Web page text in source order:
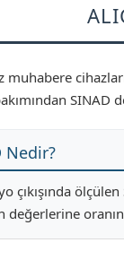
muhabere
Nedir?
çıkışında
değerlerine